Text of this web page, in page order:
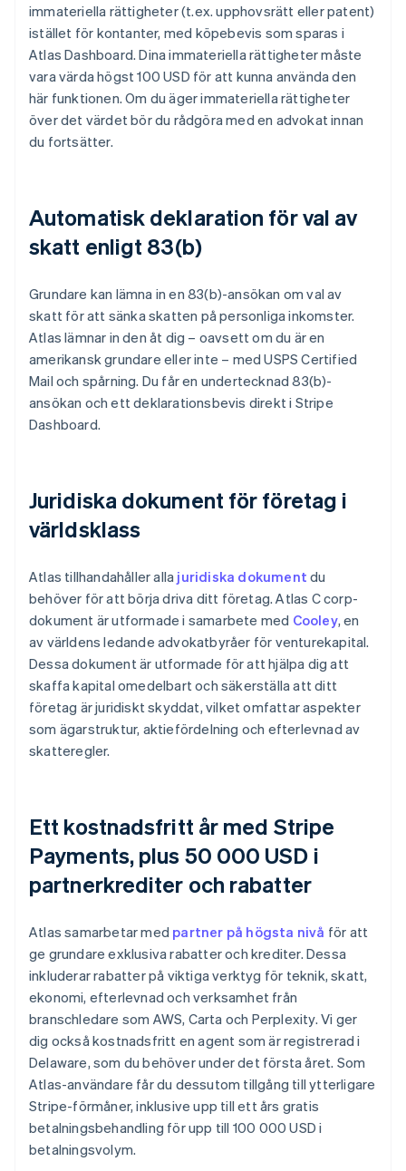
immateriella rättigheter (t.ex. upphovsrätt eller patent)
istället för kontanter, med köpebevis som sparas i
Atlas Dashboard. Dina immateriella rättigheter måste
vara värda högst 100 USD för att kunna använda den
här funktionen. Om du äger immateriella rättigheter
över det värdet bör du rådgöra med en advokat innan
du fortsätter.
Automatisk deklaration för val av
skatt enligt 83(b)
Grundare kan lämna in en 83(b)-ansökan om val av
skatt för att sänka skatten på personliga inkomster.
Atlas lämnar in den åt dig – oavsett om du är en
amerikansk grundare eller inte – med USPS Certified
Mail och spårning. Du får en undertecknad 83(b)-
ansökan och ett deklarationsbevis direkt i Stripe
Dashboard.
Juridiska dokument för företag i
världsklass
Atlas tillhandahåller alla juridiska dokument du
behöver för att börja driva ditt företag. Atlas C corp-
dokument är utformade i samarbete med Cooley, en
av världens ledande advokatbyråer för venturekapital.
Dessa dokument är utformade för att hjälpa dig att
skaffa kapital omedelbart och säkerställa att ditt
företag är juridiskt skyddat, vilket omfattar aspekter
som ägarstruktur, aktiefördelning och efterlevnad av
skatteregler.
Ett kostnadsfritt år med Stripe
Payments, plus 50 000 USD i
partnerkrediter och rabatter
Atlas samarbetar med partner på högsta nivå för att
ge grundare exklusiva rabatter och krediter. Dessa
inkluderar rabatter på viktiga verktyg för teknik, skatt,
ekonomi, efterlevnad och verksamhet från
branschledare som AWS, Carta och Perplexity. Vi ger
dig också kostnadsfritt en agent som är registrerad i
Delaware, som du behöver under det första året. Som
Atlas-användare får du dessutom tillgång till ytterligare
Stripe-förmåner, inklusive upp till ett års gratis
betalningsbehandling för upp till 100 000 USD i
betalningsvolym.
Australien